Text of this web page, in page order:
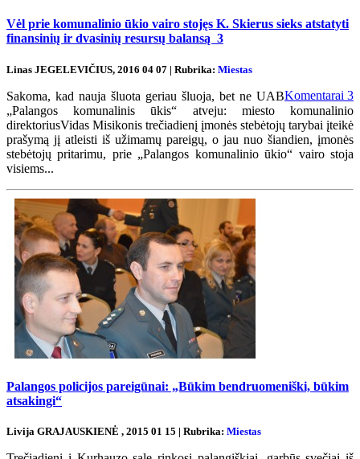
Vėl prie komunalinio ūkio vairo stojęs K. Skierus sieks atstatyti
finansinių ir dvasinių resursų balansą 3
Linas JEGELEVIČIUS, 2016 04 07 | Rubrika: Miestas
Komentarai 3
Sakoma, kad nauja šluota geriau šluoja, bet ne UAB
„Palangos komunalinis ūkis“ atveju: miesto komunalinio
direktoriusVidas Misikonis trečiadienį įmonės stebėtojų tarybai įteikė
prašymą jį atleisti iš užimamų pareigų, o jau nuo šiandien, įmonės
stebėtojų pritarimu, prie „Palangos komunalinio ūkio“ vairo stoja
visiems...
Palangos policijos pareigūnai: „Būkim bendruomeniški, būkim
atsakingi“
Livija GRAJAUSKIENĖ , 2015 01 15 | Rubrika: Miestas